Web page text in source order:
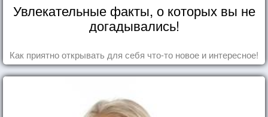
Увлекательные факты, о которых вы не
догадывались!
Как приятно открывать для себя что-то новое и интересное!